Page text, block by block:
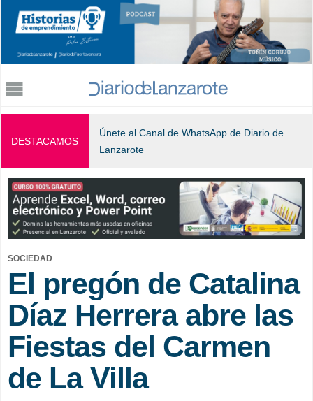
Jump to navigation
DESTACAMOS
Únete al Canal de WhatsApp de Diario de
Lanzarote
SOCIEDAD
El pregón de Catalina
Díaz Herrera abre las
Fiestas del Carmen
de La Villa